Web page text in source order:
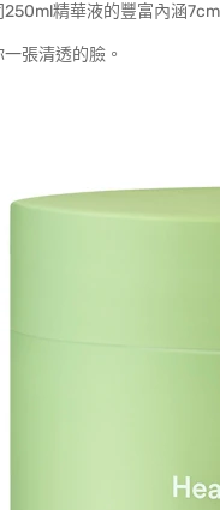
精華液的豐富內涵
張清透的臉。